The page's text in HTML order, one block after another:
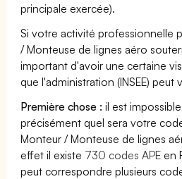
principale exercée).
Si votre activité professionnelle
/ Monteuse de lignes aéro
important d'avoir une certaine
que l'administration (INSEE) peut
Première chose : il est
précisément quel sera votre
Monteur / Monteuse de lignes
effet il existe 730 codes APE en
peut correspondre plusieurs